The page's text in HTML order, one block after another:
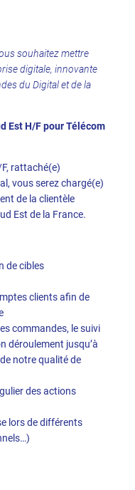
souhaitez mettre
digitale, innovante
du Digital et de la
Est H/F pour Télécom
rattaché(e)
vous serez chargé(e)
de la clientèle
Est de la France.
de cibles
clients afin de
commandes, le suivi
déroulement jusqu’à
notre qualité de
des actions
lors de différents